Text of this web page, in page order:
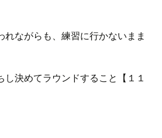
れながらも、練習に行かないまま
し決めてラウンドすること【１１